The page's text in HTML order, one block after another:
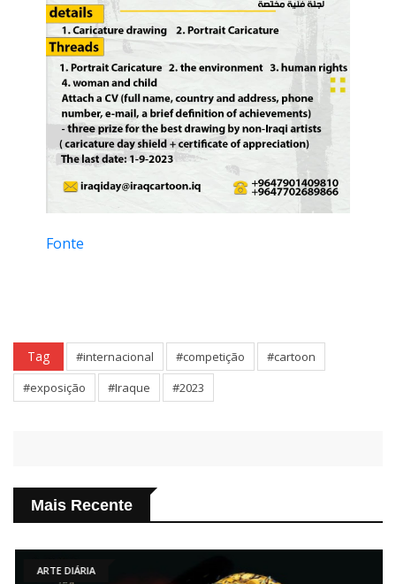
Fonte
Tag #internacional #competição
#cartoon
#exposição
#Iraque #2023
Mais Recente
ARTE DIÁRIA